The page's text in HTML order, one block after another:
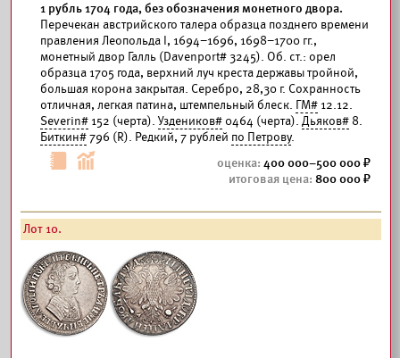
1 рубль 1704 года, без обозначения монетного двора.
Перечекан австрийского талера образца позднего времени
правления Леопольда I, 1694–1696, 1698–1700 гг.,
монетный двор Галль (Davenport# 3245). Об. ст.: орел
образца 1705 года, верхний луч креста державы тройной,
большая корона закрытая. Серебро, 28,30 г. Сохранность
отличная, легкая патина, штемпельный блеск. ГМ# 12.12.
Severin# 152 (черта). Уздеников# 0464 (черта). Дьяков# 8.
Биткин#796 (R). Редкий, 7 рублей по Петрову.
400 000–500 000
800 000
Лот 10.